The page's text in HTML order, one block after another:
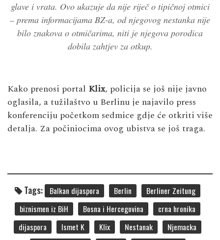
glave i vrata. Ovo ukazuje da nije riječ o tipičnoj otmici
– prema informacijama BZ-a, od njegovog nestanka nije
bilo znakova o otmičarima, niti je njegova porodica
dobila zahtjev za otkup.
Kako prenosi portal Klix, policija se još nije javno
oglasila, a tužilaštvo u Berlinu je najavilo press
konferenciju početkom sedmice gdje će otkriti više
detalja. Za počiniocima ovog ubistva se još traga.
Tags: Balkan dijaspora Berlin
Berliner Zeitung
biznismen iz BiH
Bosna i Hercegovina
crna hronika
dijaspora
Ismet K Klix Nestanak
Njemacka